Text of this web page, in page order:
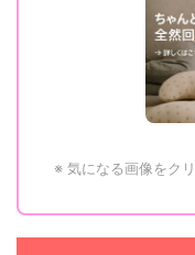
※ 気になる画像をク